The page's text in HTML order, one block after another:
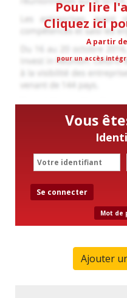
Pour lire
Cliquez ici
A partir
pour un accès
Vous
Se connecter
Mot de
Ajouter